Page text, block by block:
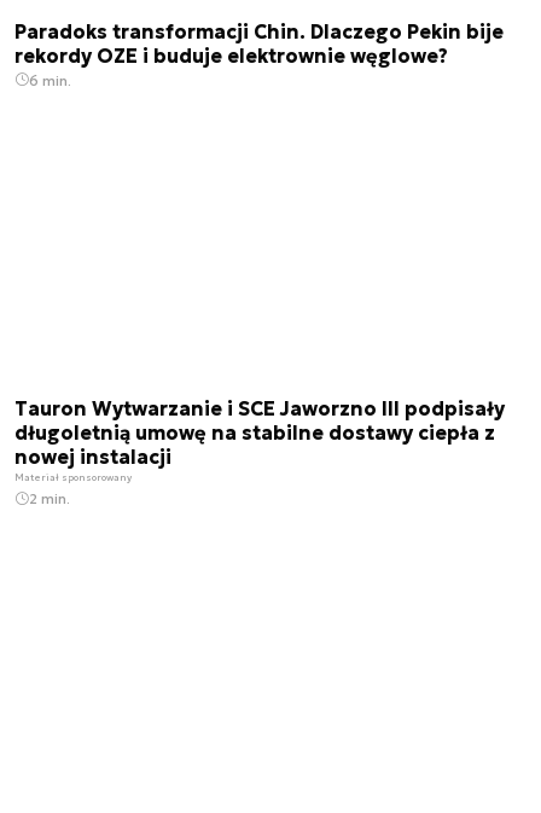
Paradoks transformacji Chin. Dlaczego Pekin bije
rekordy OZE i buduje elektrownie węglowe?
6 min.
Tauron Wytwarzanie i SCE Jaworzno III podpisały
długoletnią umowę na stabilne dostawy ciepła z
nowej instalacji
Materiał sponsorowany
2 min.